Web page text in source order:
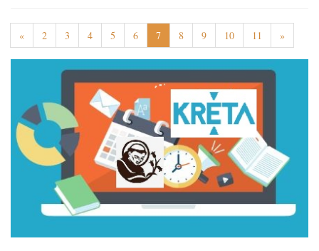
« 2 3 4 5 6 7 8 9 10 11 »